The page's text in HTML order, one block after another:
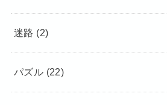
迷路 (2)
パズル (22)